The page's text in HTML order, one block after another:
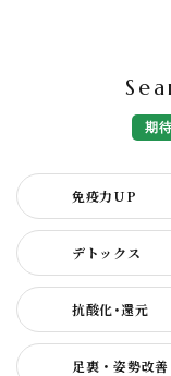
期
免疫力UP
デトックス
抗酸化･還元
足裏・姿勢改善